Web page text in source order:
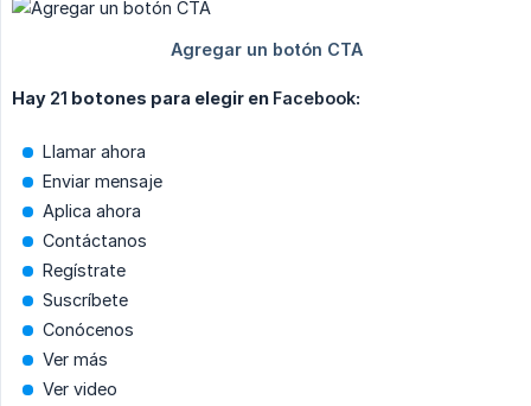
Hay 21 botones para elegir en Facebook:
Llamar ahora
Enviar mensaje
Aplica ahora
Contáctanos
Regístrate
Suscríbete
Conócenos
Ver más
Ver video